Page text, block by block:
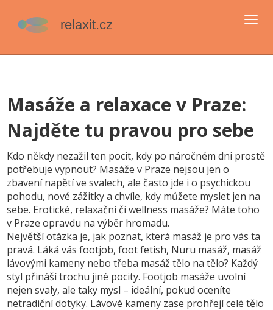
Masáže a relaxace v Praze:
Najděte tu pravou pro sebe
Kdo někdy nezažil ten pocit, kdy po náročném dni prostě
potřebuje vypnout? Masáže v Praze nejsou jen o
zbavení napětí ve svalech, ale často jde i o psychickou
pohodu, nové zážitky a chvíle, kdy můžete myslet jen na
sebe. Erotické, relaxační či wellness masáže? Máte toho
v Praze opravdu na výběr hromadu.
Největší otázka je, jak poznat, která masáž je pro vás ta
pravá. Láká vás footjob, foot fetish, Nuru masáž, masáž
lávovými kameny nebo třeba masáž tělo na tělo? Každý
styl přináší trochu jiné pocity. Footjob masáže uvolní
nejen svaly, ale taky mysl – ideální, pokud oceníte
netradiční dotyky. Lávové kameny zase prohřejí celé tělo